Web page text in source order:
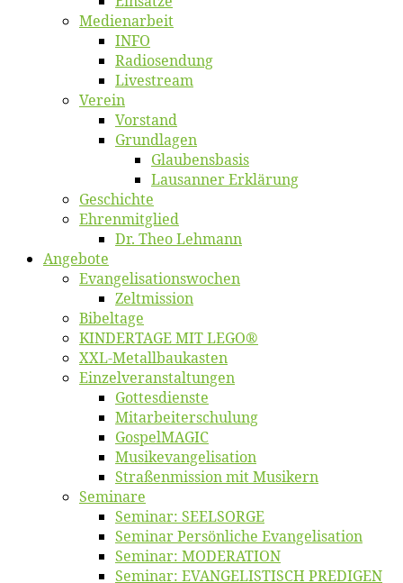
Me­di­en­ar­beit
INFO
Ra­dio­sen­dung
Live­stream
Ver­ein
Vor­stand
Grund­la­gen
Glaubens­ba­sis
Lausan­ner Erklärung
Ge­schich­te
Eh­ren­mit­glied
Dr. Theo Lehmann
An­ge­bo­te
Evangelisa­tions­wo­chen
Zelt­mis­si­on
Bi­bel­ta­ge
KINDERTAGE MIT LEGO®
XXL-Me­­tal­l­­bau­­kas­­ten
Einzelver­an­stal­tungen
Got­tes­diens­te
Mitarbeiter­schulung
Gos­pel­MA­GIC
Musikevan­ge­li­sa­tion
Straßenmis­sion mit Musikern
Se­mi­na­re
Se­mi­nar: SEELSORGE
Se­mi­nar Per­sön­li­che Evangelisation
Se­mi­nar: MODERATION
Se­mi­nar: EVANGELISTISCH PREDIGEN